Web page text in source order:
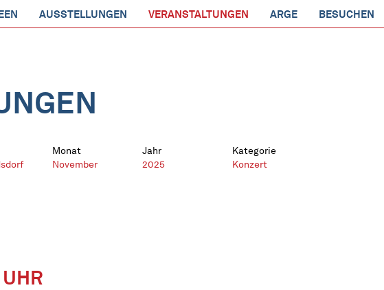
AUSSTELLUNGEN VERANSTALTUNGEN ARGE BESUCHEN
Monat
November
Jahr
2025
Kategorie
Konzert